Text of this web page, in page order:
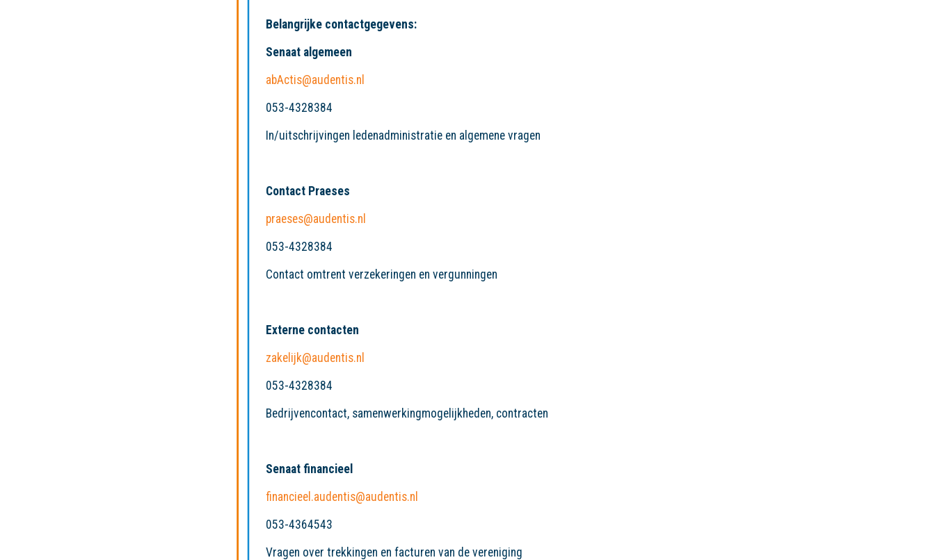
Belangrijke contactgegevens:
Senaat algemeen
abActis@audentis.nl
053-4328384
In/uitschrijvingen ledenadministratie en algemene vragen
Contact Praeses
praeses@audentis.nl
053-4328384
Contact omtrent verzekeringen en vergunningen
Externe contacten
zakelijk@audentis.nl
053-4328384
Bedrijvencontact, samenwerkingmogelijkheden, contracten
Senaat financieel
financieel.audentis@audentis.nl
053-4364543
Vragen over trekkingen en facturen van de vereniging